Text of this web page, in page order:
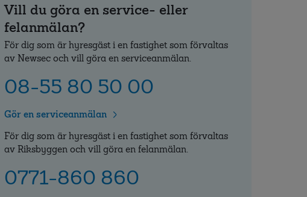
Vill du göra en service- eller
felanmälan?
För dig som är hyresgäst i en fastighet som förvaltas
av Newsec och vill göra en serviceanmälan.
08-55 80 50 00
Gör en serviceanmälan
För dig som är hyresgäst i en fastighet som förvaltas
av Riksbyggen och vill göra en felanmälan.
0771-860 860